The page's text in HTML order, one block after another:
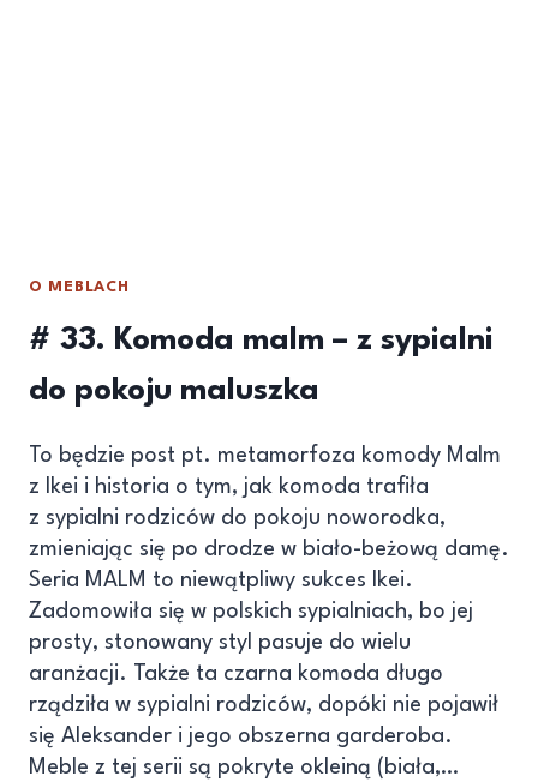
O MEBLACH
# 33. Komoda malm – z sypialni
do pokoju maluszka
To będzie post pt. metamorfoza komody Malm
z Ikei i historia o tym, jak komoda trafiła
z sypialni rodziców do pokoju noworodka,
zmieniając się po drodze w biało-beżową damę.
Seria MALM to niewątpliwy sukces Ikei.
Zadomowiła się w polskich sypialniach, bo jej
prosty, stonowany styl pasuje do wielu
aranżacji. Także ta czarna komoda długo
rządziła w sypialni rodziców, dopóki nie pojawił
się Aleksander i jego obszerna garderoba.
Meble z tej serii są pokryte okleiną (biała,…